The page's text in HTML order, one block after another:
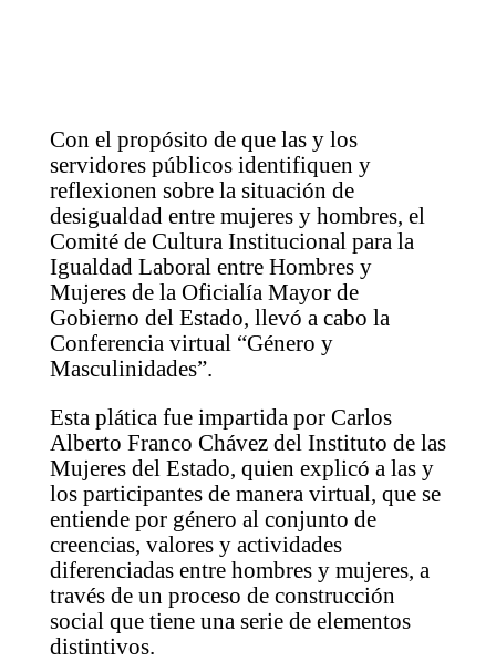
Con el propósito de que las y los
servidores públicos identifiquen y
reflexionen sobre la situación de
desigualdad entre mujeres y hombres, el
Comité de Cultura Institucional para la
Igualdad Laboral entre Hombres y
Mujeres de la Oficialía Mayor de
Gobierno del Estado, llevó a cabo la
Conferencia virtual “Género y
Masculinidades”.
Esta plática fue impartida por Carlos
Alberto Franco Chávez del Instituto de las
Mujeres del Estado, quien explicó a las y
los participantes de manera virtual, que se
entiende por género al conjunto de
creencias, valores y actividades
diferenciadas entre hombres y mujeres, a
través de un proceso de construcción
social que tiene una serie de elementos
distintivos.